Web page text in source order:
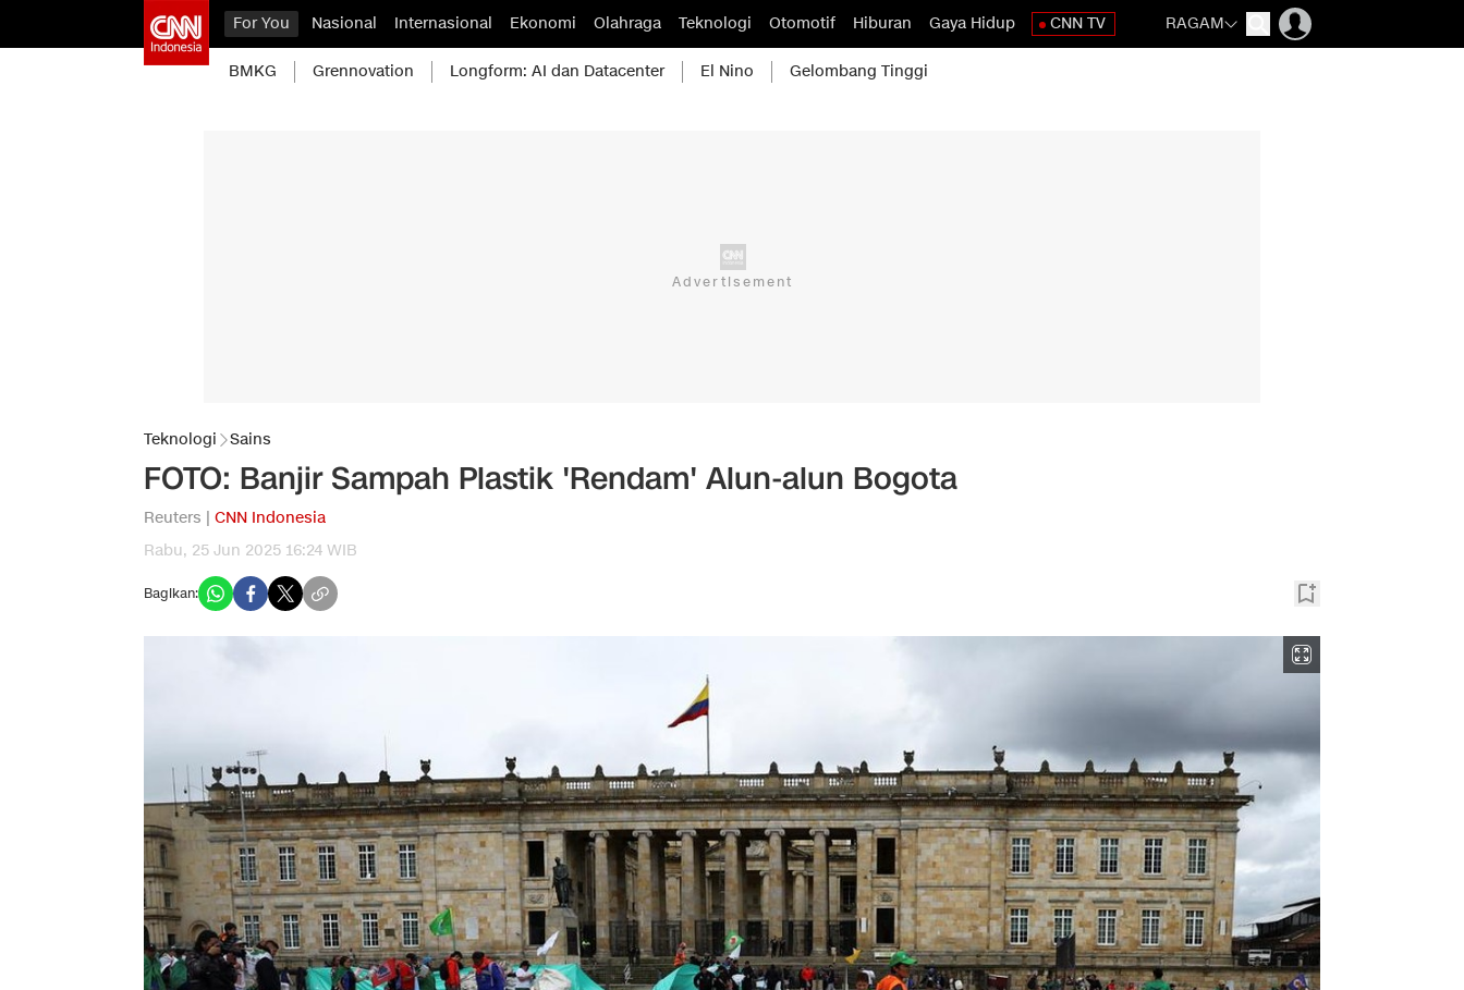
For You Nasional Internasional Ekonomi Olahraga Teknologi Otomotif Hiburan Gaya Hidup CNN TV RAGAM
BMKG Grennovation Longform: AI dan Datacenter El Nino Gelombang Tinggi
Teknologi Sains
FOTO: Banjir Sampah Plastik 'Rendam' Alun-alun Bogota
Reuters | CNN Indonesia
Rabu, 25 Jun 2025 16:24 WIB
Bagikan: